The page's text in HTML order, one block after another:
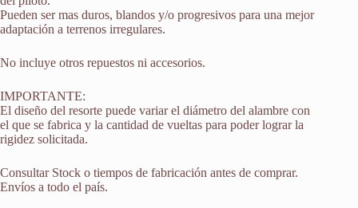
Pueden ser mas duros, blandos y/o progresivos para una mejor
adaptación a terrenos irregulares.
No incluye otros repuestos ni accesorios.
IMPORTANTE:
El diseño del resorte puede variar el diámetro del alambre con
el que se fabrica y la cantidad de vueltas para poder lograr la
rigidez solicitada.
Consultar Stock o tiempos de fabricación antes de comprar.
Envíos a todo el país.